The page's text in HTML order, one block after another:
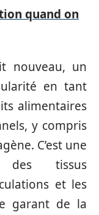
quand on
nouveau, un
en tant
alimentaires
y compris
C’est une
des tissus
et les
garant de la